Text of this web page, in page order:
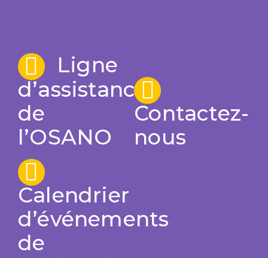
Ligne
d’assistance
de
l’OSANO
Contactez-
nous
Calendrier
d’événements
de